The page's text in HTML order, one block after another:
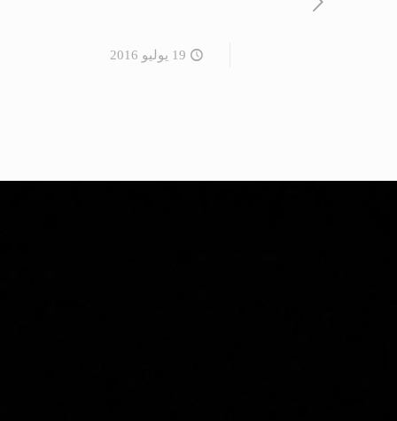
19 يوليو 2016